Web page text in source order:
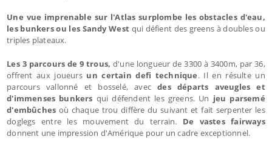
Une vue imprenable sur l'Atlas surplombe les obstacles d'eau,
les bunkers ou les Sandy West qui défient des greens à doubles ou
triples plateaux.
Les 3 parcours de 9 trous, d'une longueur de 3300 à 3400m, par 36,
offrent aux joueurs un certain defi technique. Il en résulte un
parcours vallonné et bosselé, avecdes départs aveugles et
d'immenses bunkers qui défendent les greens. Un jeu parsemé
d'embûches où chaque trou diffère du suivant et fait serpenter les
doglegs entre les mouvement du terrain. De vastes fairways
donnent une impression d'Amérique pour un cadre exceptionnel.